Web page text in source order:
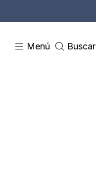
Menú Buscar